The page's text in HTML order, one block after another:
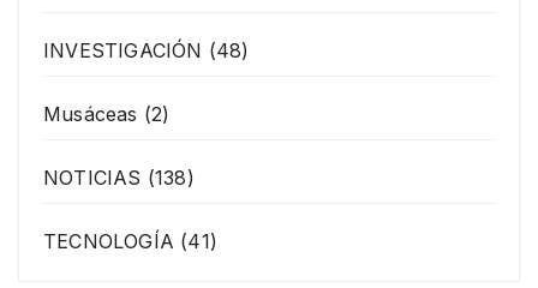
INVESTIGACIÓN (48)
Musáceas (2)
NOTICIAS (138)
TECNOLOGÍA (41)